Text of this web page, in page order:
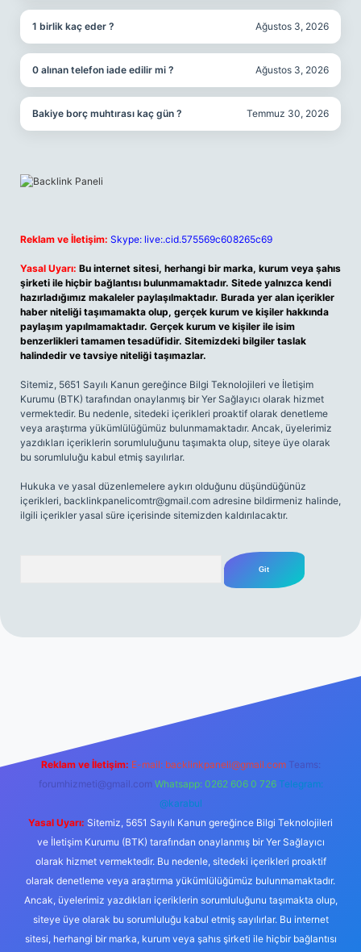
1 birlik kaç eder ? Ağustos 3, 2026
0 alınan telefon iade edilir mi ? Ağustos 3, 2026
Bakiye borç muhtırası kaç gün ? Temmuz 30, 2026
Reklam ve İletişim: Skype: live:.cid.575569c608265c69
Yasal Uyarı: Bu internet sitesi, herhangi bir marka, kurum veya şahıs
şirketi ile hiçbir bağlantısı bulunmamaktadır. Sitede yalnızca kendi
hazırladığımız makaleler paylaşılmaktadır. Burada yer alan içerikler
haber niteliği taşımamakta olup, gerçek kurum ve kişiler hakkında
paylaşım yapılmamaktadır. Gerçek kurum ve kişiler ile isim
benzerlikleri tamamen tesadüfidir. Sitemizdeki bilgiler taslak
halindedir ve tavsiye niteliği taşımazlar.
Sitemiz, 5651 Sayılı Kanun gereğince Bilgi Teknolojileri ve İletişim
Kurumu (BTK) tarafından onaylanmış bir Yer Sağlayıcı olarak hizmet
vermektedir. Bu nedenle, sitedeki içerikleri proaktif olarak denetleme
veya araştırma yükümlülüğümüz bulunmamaktadır. Ancak, üyelerimiz
yazdıkları içeriklerin sorumluluğunu taşımakta olup, siteye üye olarak
bu sorumluluğu kabul etmiş sayılırlar.
Hukuka ve yasal düzenlemelere aykırı olduğunu düşündüğünüz
içerikleri, backlinkpanelicomtr@gmail.com adresine bildirmeniz halinde,
ilgili içerikler yasal süre içerisinde sitemizden kaldırılacaktır.
Reklam ve İletişim: E-mail: backlinkpaneli@gmail.com Teams:
forumhizmeti@gmail.com Whatsapp: 0262 606 0 726 Telegram:
@karabul
Yasal Uyarı: Sitemiz, 5651 Sayılı Kanun gereğince Bilgi Teknolojileri
ve İletişim Kurumu (BTK) tarafından onaylanmış bir Yer Sağlayıcı
olarak hizmet vermektedir. Bu nedenle, sitedeki içerikleri proaktif
olarak denetleme veya araştırma yükümlülüğümüz bulunmamaktadır.
Ancak, üyelerimiz yazdıkları içeriklerin sorumluluğunu taşımakta olup,
siteye üye olarak bu sorumluluğu kabul etmiş sayılırlar. Bu internet
sitesi, herhangi bir marka, kurum veya şahıs şirketi ile hiçbir bağlantısı